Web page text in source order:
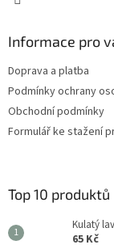
Informace pro
Doprava a platba
Podmínky ochrany
Obchodní podmínky
Formulář ke stažení
Top 10 produktů
Kulatý
65 Kč